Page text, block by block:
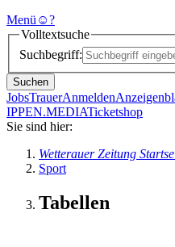
Menü ☺?
Volltextsuche
Suchbegriff:
Suchen
JobsTrauerAnmelden
IPPEN.MEDIATicketshop
Sie sind hier:
Wetterauer Zeitung
Sport
Tabellen